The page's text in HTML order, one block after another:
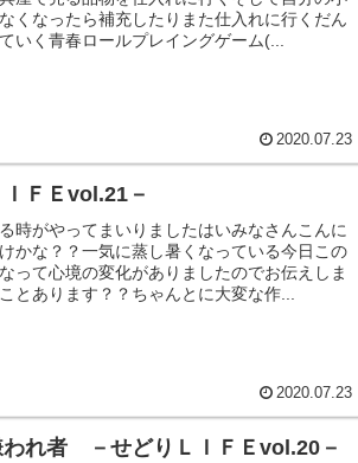
くなったら補充したりまた仕入れに行くだん
いく青春ロールプレイングゲーム(...
2020.07.23
ＦＥvol.21－
時がやってまいりましたはいみなさんこんに
かな？？一気に蒸し暑くなっている今日この
って心境の変化がありましたのでお伝えしま
とあります？？ちゃんとに大変な作...
2020.07.23
われ者 －せどりＬＩＦＥvol.20－